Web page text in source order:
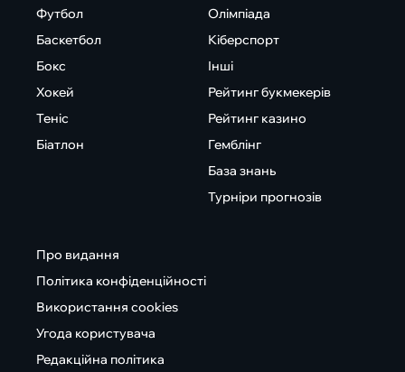
Футбол
Баскетбол
Бокс
Хокей
Теніс
Біатлон
Олімпіада
Кіберспорт
Інші
Рейтинг букмекерів
Рейтинг казино
Гемблінг
База знань
Турніри прогнозів
Про видання
Політика конфіденційності
Використання cookies
Угода користувача
Редакційна політика